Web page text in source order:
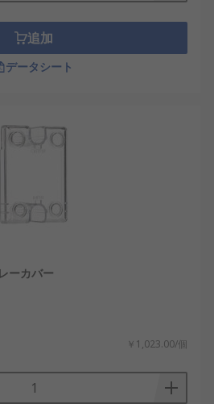
追加
データシート
ーカバー
￥1,023.00/個